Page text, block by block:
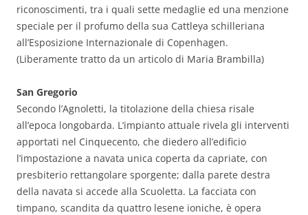
riconoscimenti, tra i quali sette medaglie ed una menzione
speciale per il profumo della sua Cattleya schilleriana
all’Esposizione Internazionale di Copenhagen.
(Liberamente tratto da un articolo di Maria Brambilla)
San Gregorio
Secondo l’Agnoletti, la titolazione della chiesa risale
all’epoca longobarda. L’impianto attuale rivela gli interventi
apportati nel Cinquecento, che diedero all’edificio
l’impostazione a navata unica coperta da capriate, con
presbiterio rettangolare sporgente; dalla parete destra
della navata si accede alla Scuoletta. La facciata con
timpano, scandita da quattro lesene ioniche, è opera